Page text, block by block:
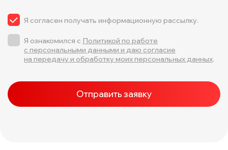
Я согласен получать информационную рассылку.
Я ознакомился с Политикой по работе
с персональными данными и даю согласие
на передачу и обработку моих персональных данных.
Отправить заявку